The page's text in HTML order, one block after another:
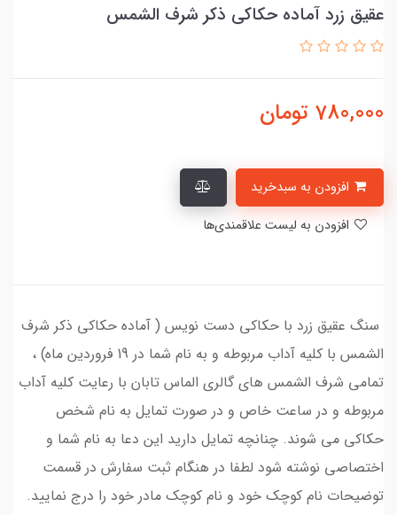
عقیق زرد آماده حکاکی ذکر شرف الشمس
780,000 تومان
سنگ عقیق زرد با حکاکی دست نویس ( آماده حکاکی ذکر شرف
الشمس با کلیه آداب مربوطه و به نام شما در 19 فروردین ماه) ،
تمامی شرف الشمس های گالری الماس تابان با رعایت کلیه آداب
مربوطه و در ساعت خاص و در صورت تمایل به نام شخص
حکاکی می شوند. چنانچه تمایل دارید این دعا به نام شما و
اختصاصی نوشته شود لطفا در هنگام ثبت سفارش در قسمت
توضیحات نام کوچک خود و نام کوچک مادر خود را درج نمایید.